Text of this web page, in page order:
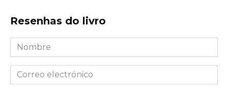
Resenhas do livro
Nombre
*
Correo
electrónico